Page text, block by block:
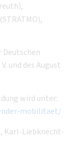
und des August
wird unter:
mobilitaet/
Karl-Liebknecht-